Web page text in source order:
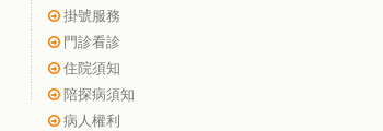
掛號服務
門診看診
住院須知
陪探病須知
病人權利